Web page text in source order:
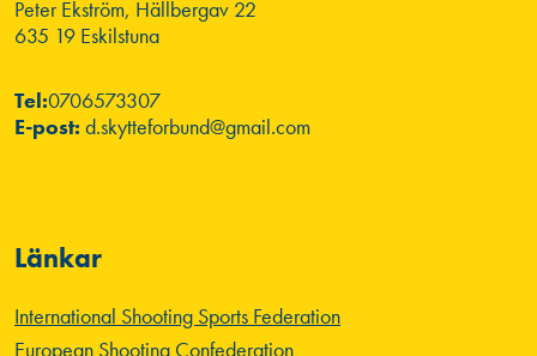
Peter Ekström, Hällbergav 22
635 19 Eskilstuna
Tel:0706573307
E-post: d.skytteforbund@gmail.com
Länkar
International Shooting Sports Federation
European Shooting Confederation